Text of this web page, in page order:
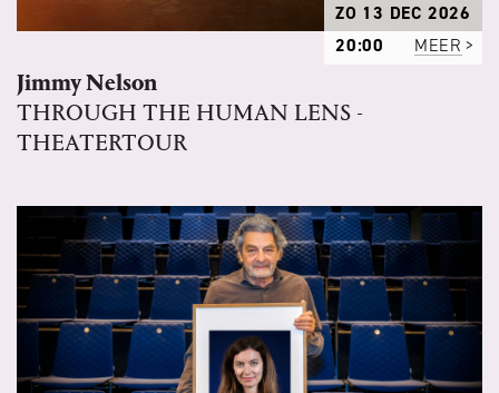
ZO 13 DEC 2026
20:00
MEER
Jimmy Nelson
THROUGH THE HUMAN LENS -
THEATERTOUR